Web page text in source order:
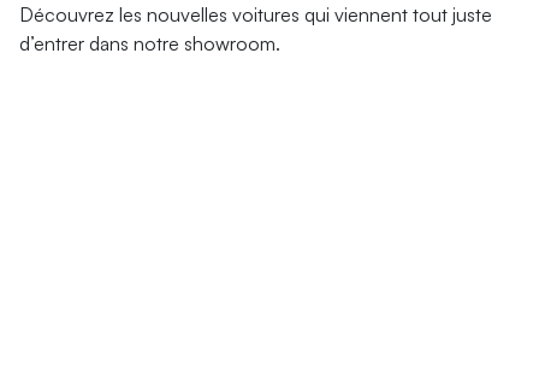
Découvrez les nouvelles voitures qui viennent tout juste
d’entrer dans notre showroom.